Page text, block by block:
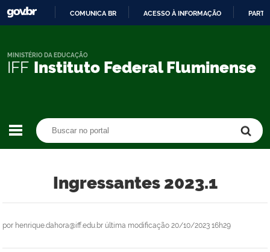
CONTEÚDO
COMUNICA BR ACESSO À INFORMAÇÃO
IFF Instituto Federal Fluminense
MINISTÉRIO DA EDUCAÇÃO
Ingressantes 2023.1
por henrique.dahora@iff.edu.br última modificação 20/10/2023 16h29